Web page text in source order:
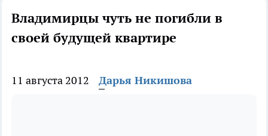
Владимирцы чуть не погибли в
своей будущей квартире
11 августа 2012 Дарья Никишова